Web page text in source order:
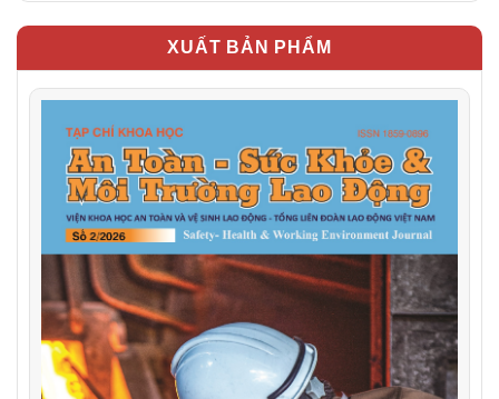
XUẤT BẢN PHẨM